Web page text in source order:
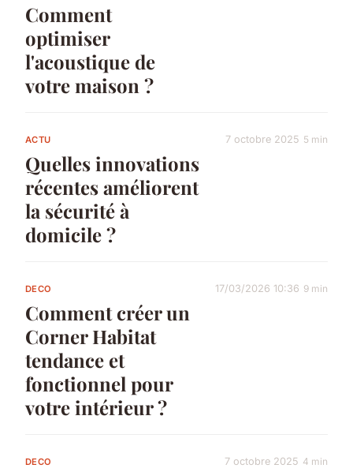
Comment
optimiser
l'acoustique de
votre maison ?
ACTU
Quelles innovations
récentes améliorent
la sécurité à
domicile ?
7 octobre 2025 5 min
DECO
Comment créer un
Corner Habitat
tendance et
fonctionnel pour
votre intérieur ?
17/03/2026 10:36 9 min
DECO 7 octobre 2025 4 min